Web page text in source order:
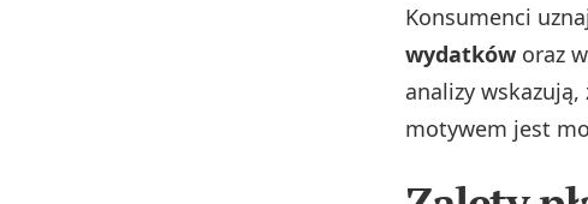
Konsumenci
wydatków oraz
analizy wskazują,
motywem jest